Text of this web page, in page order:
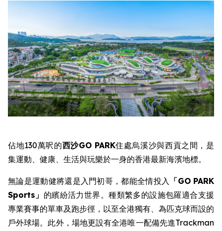
佔地130萬呎的西沙GO PARK住處烏溪沙與西貢之間，是
集運動、健康、生活與玩樂於一身的香港最新海濱地標。
無論是運動健將還是入門初哥，都能全情投入 「GO PARK
Sports 」 的繽紛活力世界。種類繁多的設施包羅適合支援
專業賽事的單車及跑步徑，以至全港獨有、為匹克球而設的
戶外球場。此外，場地更設有全港唯一配備先進Trackman